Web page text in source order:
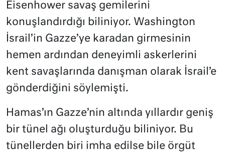
Eisenhower savaş gemilerini
konuşlandırdığı biliniyor. Washington
İsrail’in Gazze’ye karadan girmesinin
hemen ardından deneyimli askerlerini
kent savaşlarında danışman olarak İsrail’e
gönderdiğini söylemişti.
Hamas’ın Gazze’nin altında yıllardır geniş
bir tünel ağı oluşturduğu biliniyor. Bu
tünellerden biri imha edilse bile örgüt